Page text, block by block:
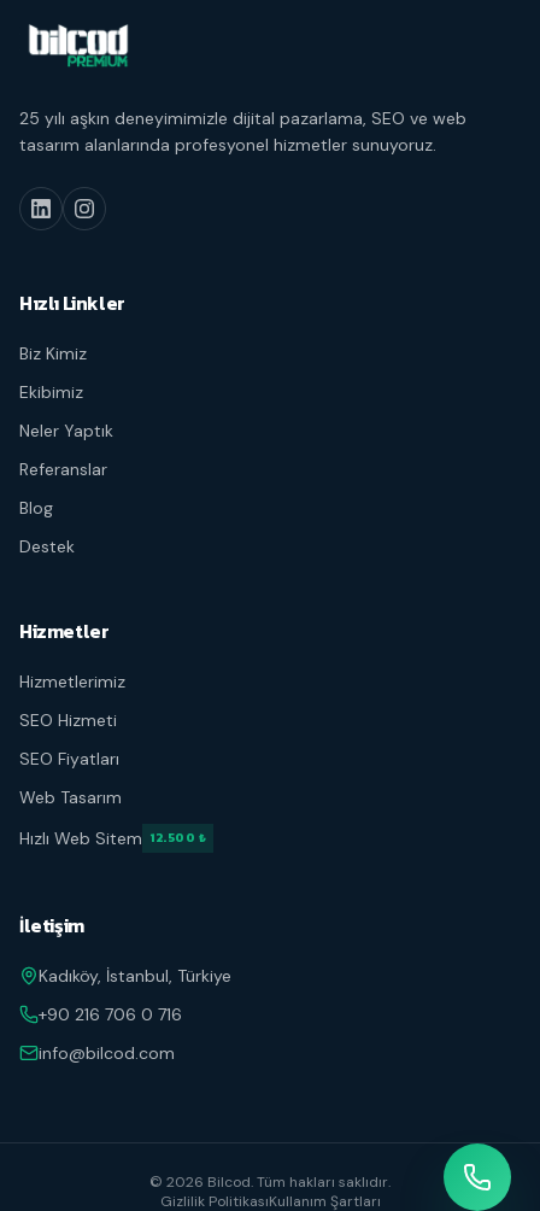
25 yılı aşkın deneyimimizle dijital pazarlama, SEO ve web
tasarım alanlarında profesyonel hizmetler sunuyoruz.
Hızlı Linkler
Biz Kimiz
Ekibimiz
Neler Yaptık
Referanslar
Blog
Destek
Hizmetler
Hizmetlerimiz
SEO Hizmeti
SEO Fiyatları
Web Tasarım
Hızlı Web Sitem 12.500 ₺
İletişim
Kadıköy, İstanbul, Türkiye
+90 216 706 0 716
info@bilcod.com
© 2026 Bilcod.Tüm hakları saklıdır.
Gizlilik PolitikasıKullanım Şartları